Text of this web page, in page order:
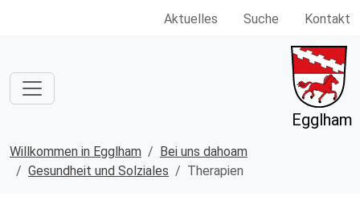
Aktuelles Suche Kontakt
Egglham
Willkommen in Egglham
Bei uns dahoam
Gesundheit und Solziales
Therapien